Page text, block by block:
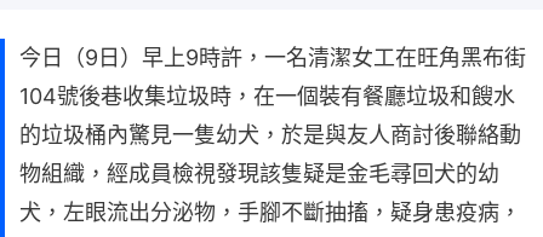
今日（9日）早上9時許，一名清潔女工在旺角黑布街
104號後巷收集垃圾時，在一個裝有餐廳垃圾和餿水
的垃圾桶內驚見一隻幼犬，於是與友人商討後聯絡動
物組織，經成員檢視發現該隻疑是金毛尋回犬的幼
犬，左眼流出分泌物，手腳不斷抽搐，疑身患疫病，